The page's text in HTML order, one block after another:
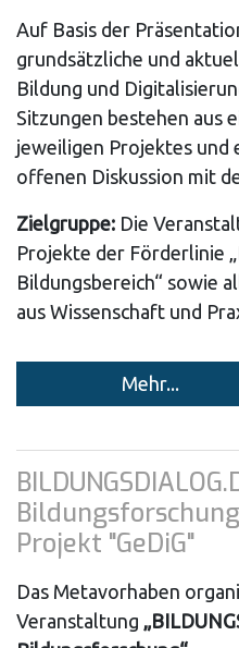
Auf Basis der
grundsätzliche und
Bildung und
Sitzungen bestehen aus
jeweiligen Projektes und
offenen Diskussion mit
Zielgruppe: Die
Projekte der Förderlinie
Bildungsbereich“ sowie
aus Wissenschaft und
Mehr...
Projekt "GeDiG"
Das Metavorhaben
Veranstaltung